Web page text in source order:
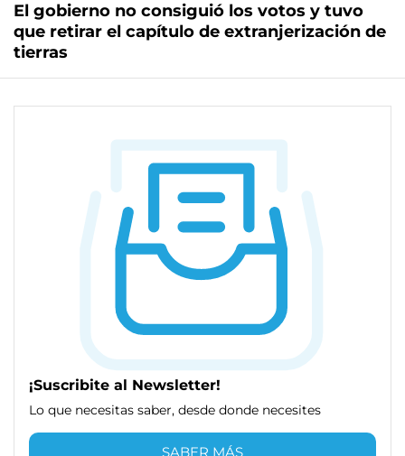
El gobierno no consiguió los votos y tuvo
que retirar el capítulo de extranjerización de
tierras
¡Suscribite al Newsletter!
Lo que necesitas saber, desde donde necesites
SABER MÁS